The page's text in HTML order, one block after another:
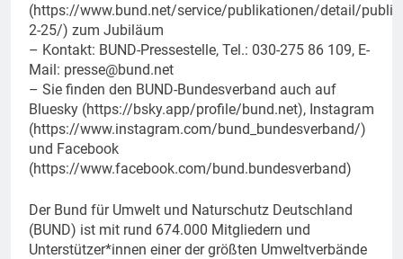
(https://www.bund.net/service/publikationen/detail/
2-25/) zum Jubiläum
– Kontakt: BUND-Pressestelle, Tel.: 030-275 86 109, E-
Mail: presse@bund.net
– Sie finden den BUND-Bundesverband auch auf
Bluesky (https://bsky.app/profile/bund.net), Instagram
(https://www.instagram.com/bund_bundesverband/)
und Facebook
(https://www.facebook.com/bund.bundesverband)
Der Bund für Umwelt und Naturschutz Deutschland
(BUND) ist mit rund 674.000 Mitgliedern und
Unterstützer*innen einer der größten Umweltverbände